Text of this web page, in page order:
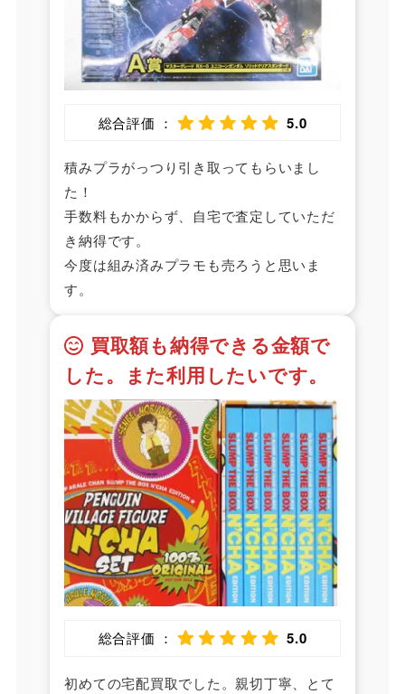
総合評価 ： 5.0
積みプラがっつり引き取ってもらいまし
た！
手数料もかからず、自宅で査定していただ
き納得です。
今度は組み済みプラモも売ろうと思いま
す。
買取額も納得できる金額で
した。また利用したいです。
総合評価 ： 5.0
初めての宅配買取でした。親切丁寧、とて